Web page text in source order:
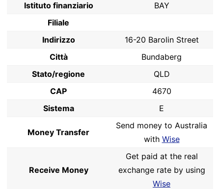
Istituto finanziario
BAY
Filiale
Indirizzo
16-20 Barolin Street
Città
Bundaberg
Stato/regione
QLD
CAP
4670
Sistema
E
Money Transfer
Send money to Australia
with Wise
Receive Money
Get paid at the real
exchange rate by using
Wise